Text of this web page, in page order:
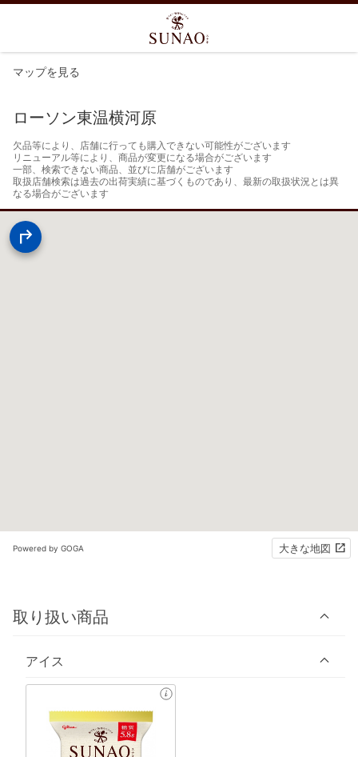
マップを見る
ローソン東温横河原
欠品等により、店舗に行っても購入できない可能性がございます
リニューアル等により、商品が変更になる場合がございます
一部、検索できない商品、並びに店舗がございます
取扱店舗検索は過去の出荷実績に基づくものであり、最新の取扱状況とは異
なる場合がございます
Powered by GOGA 大きな地図
取り扱い商品
アイス